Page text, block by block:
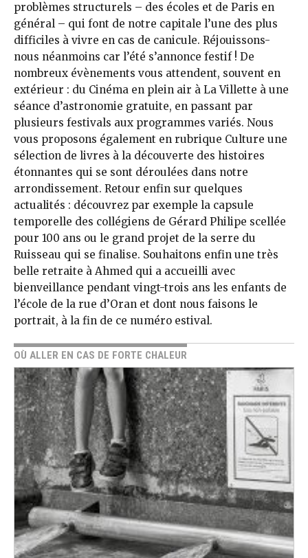
problèmes structurels – des écoles et de Paris en
général – qui font de notre capitale l’une des plus
difficiles à vivre en cas de canicule. Réjouissons-
nous néanmoins car l’été s’annonce festif ! De
nombreux évènements vous attendent, souvent en
extérieur : du Cinéma en plein air à La Villette à une
séance d’astronomie gratuite, en passant par
plusieurs festivals aux programmes variés. Nous
vous proposons également en rubrique Culture une
sélection de livres à la découverte des histoires
étonnantes qui se sont déroulées dans notre
arrondissement. Retour enfin sur quelques
actualités : découvrez par exemple la capsule
temporelle des collégiens de Gérard Philipe scellée
pour 100 ans ou le grand projet de la serre du
Ruisseau qui se finalise. Souhaitons enfin une très
belle retraite à Ahmed qui a accueilli avec
bienveillance pendant vingt-trois ans les enfants de
l’école de la rue d’Oran et dont nous faisons le
portrait, à la fin de ce numéro estival.
OÙ ALLER EN CAS DE FORTE CHALEUR